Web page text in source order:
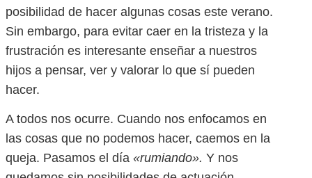
posibilidad de hacer algunas cosas este verano.
Sin embargo, para evitar caer en la tristeza y la
frustración es interesante enseñar a nuestros
hijos a pensar, ver y valorar lo que sí pueden
hacer.
A todos nos ocurre. Cuando nos enfocamos en
las cosas que no podemos hacer, caemos en la
queja. Pasamos el día «rumiando». Y nos